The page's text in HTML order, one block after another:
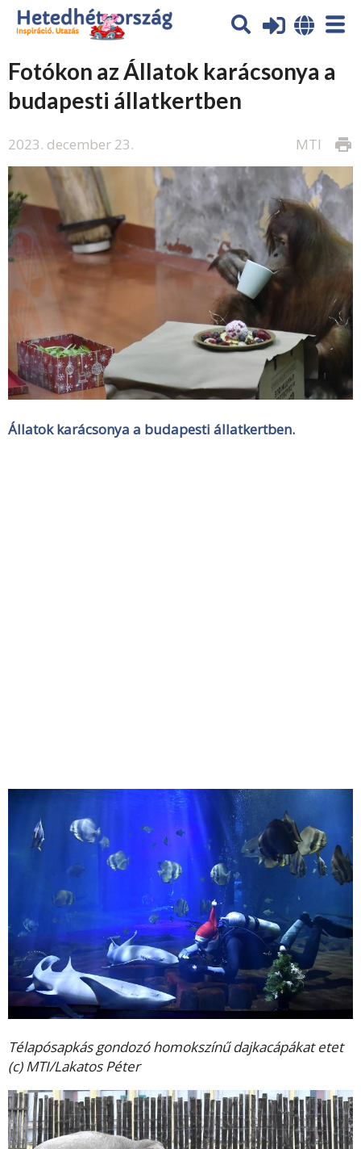
Fotókon az Állatok karácsonya a
budapesti állatkertben
2023. december 23. print
MTI
Állatok karácsonya a budapesti állatkertben.
Télapósapkás gondozó homokszínű dajkacápákat etet
(c) MTI/Lakatos Péter